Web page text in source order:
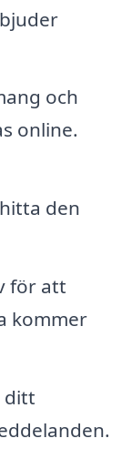
och
online.
den
för att
kommer
ditt